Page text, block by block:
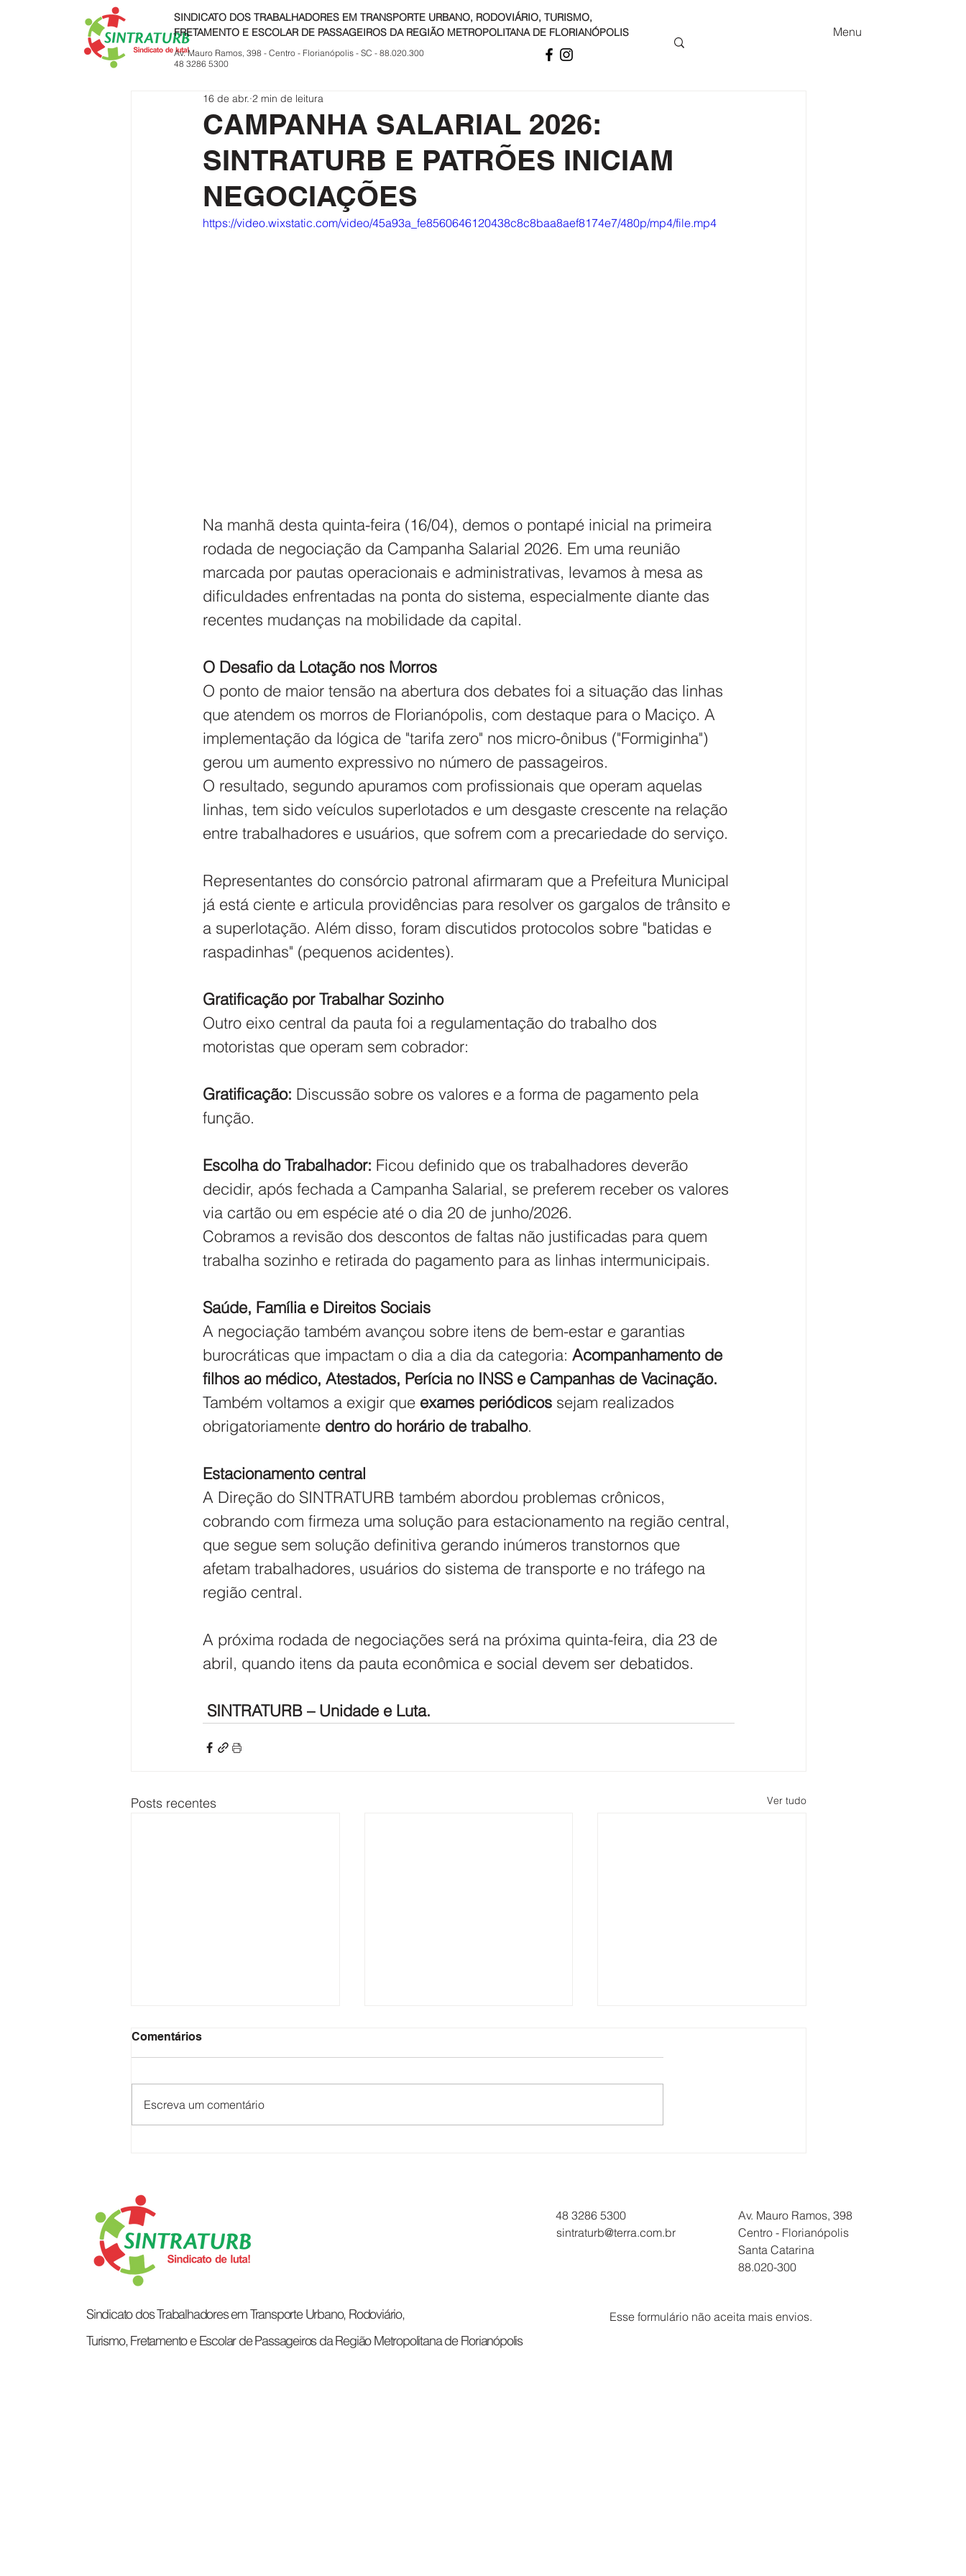
Menu
SINDICATO DOS TRABALHADORES EM TRANSPORTE URBANO, RODOVIÁRIO, TURISMO,
FRETAMENTO E ESCOLAR DE PASSAGEIROS DA REGIÃO METROPOLITANA DE FLORIANÓPOLIS
Av. Mauro Ramos, 398 - Centro - Florianópolis - SC - 88.020.300
48 3286 5300
CAMPANHA SALARIAL 2026:
SINTRATURB E PATRÕES INICIAM
NEGOCIAÇÕES
16 de abr. 2 min de leitura
https://video.wixstatic.com/video/45a93a_fe8560646120438c8c8baa8aef8174e7/480p/mp4/file.mp4
Na manhã desta quinta-feira (16/04), demos o pontapé inicial na primeira
rodada de negociação da Campanha Salarial 2026. Em uma reunião
marcada por pautas operacionais e administrativas, levamos à mesa as
dificuldades enfrentadas na ponta do sistema, especialmente diante das
recentes mudanças na mobilidade da capital.
O Desafio da Lotação nos Morros
​O ponto de maior tensão na abertura dos debates foi a situação das linhas
que atendem os morros de Florianópolis, com destaque para o Maciço. A
implementação da lógica de "tarifa zero" nos micro-ônibus ("Formiginha")
gerou um aumento expressivo no número de passageiros.
​O resultado, segundo apuramos com profissionais que operam aquelas
linhas, tem sido veículos superlotados e um desgaste crescente na relação
entre trabalhadores e usuários, que sofrem com a precariedade do serviço.
Representantes do consórcio patronal afirmaram que a Prefeitura Municipal
já está ciente e articula providências para resolver os gargalos de trânsito e
a superlotação. Além disso, foram discutidos protocolos sobre "batidas e
raspadinhas" (pequenos acidentes).
Gratificação por Trabalhar Sozinho
​Outro eixo central da pauta foi a regulamentação do trabalho dos
motoristas que operam sem cobrador:
Gratificação: Discussão sobre os valores e a forma de pagamento pela
função.
Escolha do Trabalhador: Ficou definido que os trabalhadores deverão
decidir, após fechada a Campanha Salarial, se preferem receber os valores
via cartão ou em espécie até o dia 20 de junho/2026.
Cobramos a revisão dos descontos de faltas não justificadas para quem
trabalha sozinho e retirada do pagamento para as linhas intermunicipais.
Saúde, Família e Direitos Sociais
​A negociação também avançou sobre itens de bem-estar e garantias
burocráticas que impactam o dia a dia da categoria: Acompanhamento de
filhos ao médico, Atestados, Perícia no INSS e Campanhas de Vacinação.
Também voltamos a exigir que exames periódicos sejam realizados
obrigatoriamente dentro do horário de trabalho.
Estacionamento central
​A Direção do SINTRATURB também abordou problemas crônicos,
cobrando com firmeza uma solução para estacionamento na região central,
que segue sem solução definitiva gerando inúmeros transtornos que
afetam trabalhadores, usuários do sistema de transporte e no tráfego na
região central.
​A próxima rodada de negociações será na próxima quinta-feira, dia 23 de
abril, quando itens da pauta econômica e social devem ser debatidos.
SINTRATURB – Unidade e Luta.
Posts recentes Ver tudo
Comentários
Escreva um comentário
Sindicato dos Trabalhadores em Transporte Urbano, Rodoviário,
Turismo, Fretamento e Escolar de Passageiros da Região Metropolitana de Florianópolis
48 3286 5300
sintraturb@terra.com.br
Av. Mauro Ramos, 398
Centro - Florianópolis
Santa Catarina
88.020-300
Esse formulário não aceita mais envios.